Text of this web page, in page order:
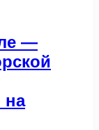
—
на